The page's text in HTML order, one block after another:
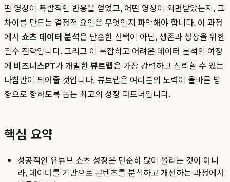
떤 영상이 폭발적인 반응을 얻었고, 어떤 영상이 외면받았는지, 그
차이를 만드는 결정적 요인은 무엇인지 파악해야 합니다. 이 과정
에서 쇼츠 데이터 분석은 단순한 선택이 아닌, 생존과 성장을 위한
필수 전략입니다. 그리고 이 복잡하고 어려운 데이터 분석의 여정
에 비즈니스PT가 개발한뷰트랩은 가장 강력하고 신뢰할 수 있는
나침반이 되어줄 것입니다. 뷰트랩은 여러분의 노력이 올바른 방
향으로 향하도록 돕는 최고의 성장 파트너입니다.
핵심 요약
성공적인 유튜브 쇼츠 성장은 단순히 많이 올리는 것이 아니
라, 데이터를 기반으로 콘텐츠를 분석하고 개선하는 과정에서